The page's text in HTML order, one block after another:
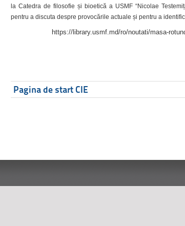
la Catedra de filosofie și bioetică a USMF “Nicolae
pentru a discuta despre provocările actuale și pentru a
https://library.usmf.md/ro/noutati/masa-
Pagina de start CIE